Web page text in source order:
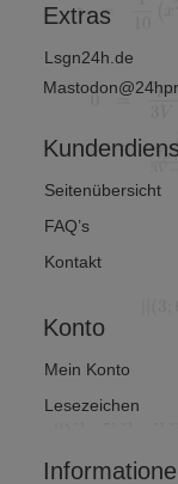
Extras
Lsgn24h.de
Seitenübersicht
FAQ’s
Kontakt
Konto
Mein Konto
Lesezeichen